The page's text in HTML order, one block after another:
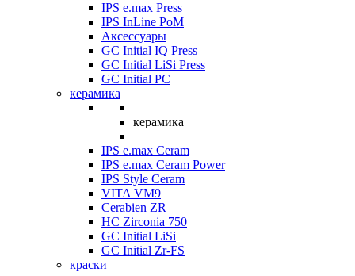
IPS e.max Press
IPS InLine PoM
Аксессуары
GC Initial IQ Press
GC Initial LiSi Press
GC Initial PC
керамика
керамика
IPS e.max Ceram
IPS e.max Ceram Power
IPS Style Ceram
VITA VM9
Cerabien ZR
HC Zirconia 750
GC Initial LiSi
GC Initial Zr-FS
краски